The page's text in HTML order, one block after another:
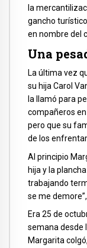
la
gancho
en nombre del
Una
La última vez
su hija Carol
la llamó para
compañeros
pero que su
de los
Al principio
hija y la
trabajando
se me demore”,
Era 25 de
semana desde
Margarita